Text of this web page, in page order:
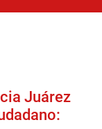
Juárez